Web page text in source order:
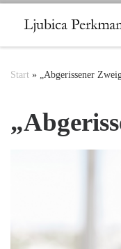
Zum Inhalt
Start » „Abgerissener